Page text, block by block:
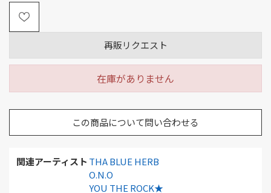
関連アーティスト THA BLUE HERB
O.N.O
YOU THE ROCK★
再販リクエスト
在庫がありません
この商品について問い合わせる